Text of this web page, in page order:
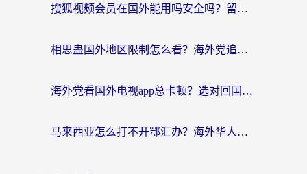
搜狐视频会员在国外能用吗安全吗？留学生亲测有效的回国观影解决方案
相思蛊国外地区限制怎么看？海外党追剧听歌的终极解决方案
海外党看国外电视app总卡顿？选对回国加速器，追剧购物两不误
马来西亚怎么打不开鄂汇办？海外华人必备的回国加速指南，解决追剧、办事、阅读难题